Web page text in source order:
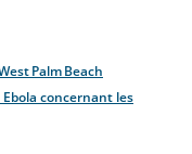
Palm Beach
concernant les